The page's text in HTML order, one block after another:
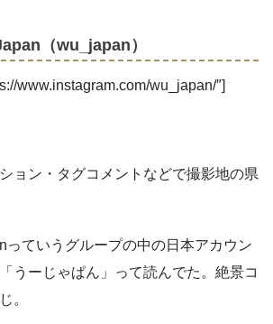
（wu_japan）
www.instagram.com/wu_japan/″]
ョン・タグコメントなどで撮影地の県
っていうグループの中の日本アカウン
うーじゃぱん」って読んでた。絶景コ
。